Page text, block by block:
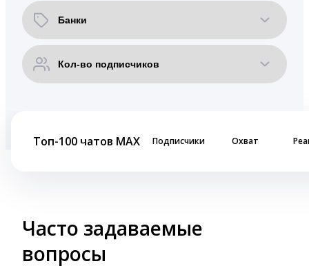
Топ-100 чатов MAX Подписчики Охват
Часто задаваемые
вопросы